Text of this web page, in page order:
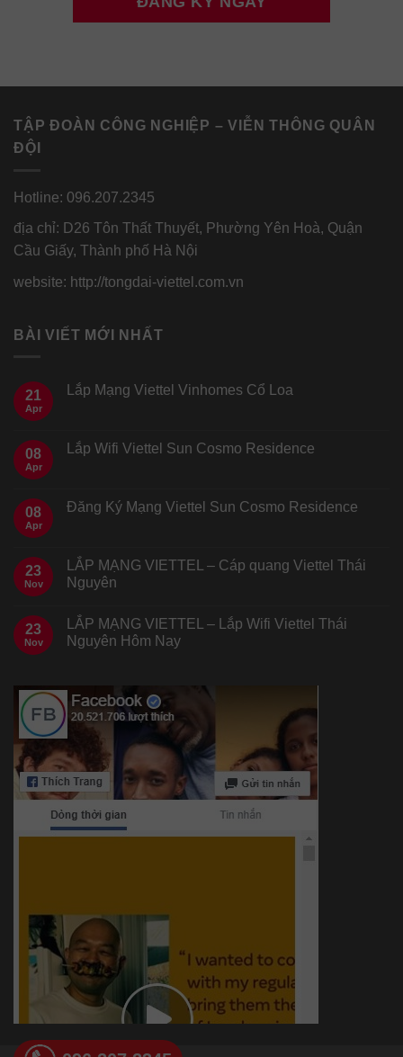
TẬP ĐOÀN CÔNG NGHIỆP – VIỄN THÔNG QUÂN
ĐỘI
Hotline: 096.207.2345
địa chỉ: D26 Tôn Thất Thuyết, Phường Yên Hoà, Quận
Cầu Giấy, Thành phố Hà Nội
website: http://tongdai-viettel.com.vn
BÀI VIẾT MỚI NHẤT
21
Apr
Lắp Mạng Viettel Vinhomes Cổ Loa
08
Apr
Lắp Wifi Viettel Sun Cosmo Residence
08
Apr
Đăng Ký Mạng Viettel Sun Cosmo Residence
23
Nov
LẮP MẠNG VIETTEL – Cáp quang Viettel Thái
Nguyên
23
Nov
LẮP MẠNG VIETTEL – Lắp Wifi Viettel Thái
Nguyên Hôm Nay